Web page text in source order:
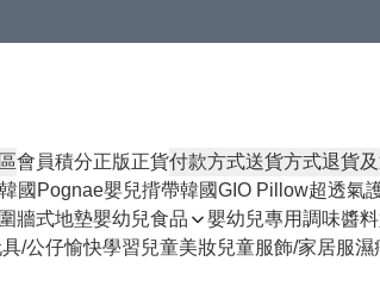
會員積分正版正貨付款方式送貨方式退貨
韓國Pognae嬰兒揹帶韓國GIO Pillow超透氣
圍牆式地墊嬰幼兒食品 嬰幼兒專用調味醬料
/公仔愉快學習兒童美妝兒童服飾/家居服濕